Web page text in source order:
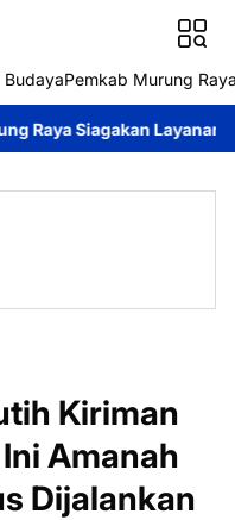
BudayaPemkab Murung
Layanan Darurat 24 Jam,
Kiriman
Amanah
Dijalankan